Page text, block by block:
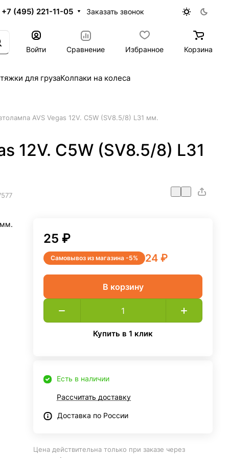
+7 (495) 221-11-05 Заказать звонок
Войти
Сравнение Избранное Корзина
для грузаКолпаки на колеса
AVS Vegas 12V. С5W (SV8.5/8) L31 мм.
12V. С5W (SV8.5/8) L31
мм.
25 ₽
Самовывоз из магазина -5% 24 ₽
В корзину
Купить в 1 клик
Есть в наличии
Рассчитать доставку
Доставка по России
Цена действительна только при заказе через